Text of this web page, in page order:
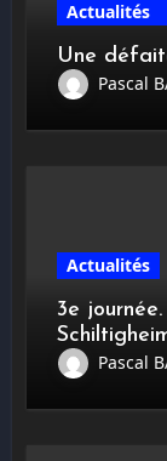
Actualités
Une
Pascal
Actualités
3e
Pascal